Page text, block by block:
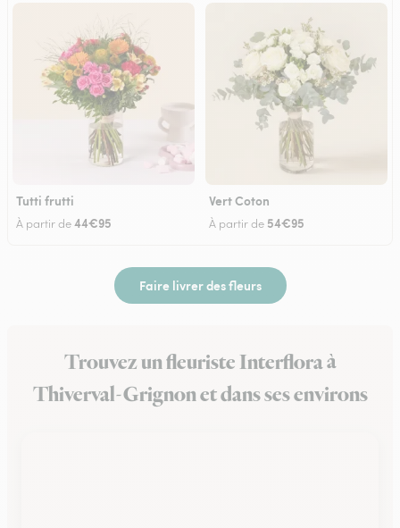
Tutti frutti
À partir de44€95
Vert Coton
À partir de 54€95
Faire livrer des fleurs
Trouvez un fleuriste Interflora à
Thiverval-Grignon et dans ses environs